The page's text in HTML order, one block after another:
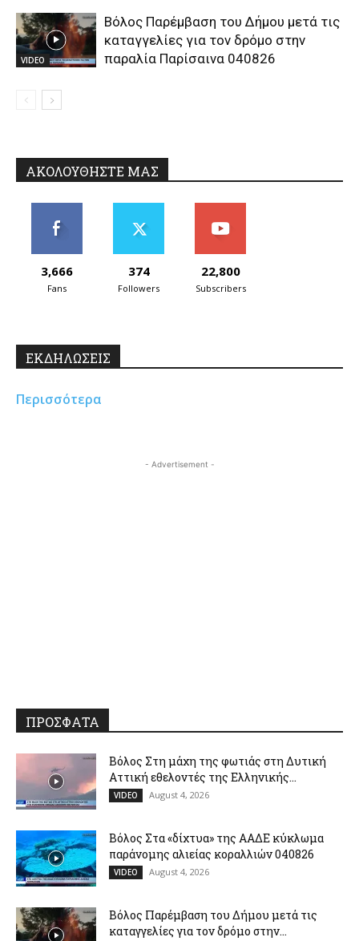
VIDEO
Βόλος Παρέμβαση του Δήμου μετά τις
καταγγελίες για τον δρόμο στην
παραλία Παρίσαινα 040826
ΑΚΟΛΟΥΘΗΣΤΕ ΜΑΣ
3,666
Fans
374
Followers
22,800
Subscribers
ΕΚΔΗΛΩΣΕΙΣ
Περισσότερα
- Advertisement -
ΠΡΟΣΦΑΤΑ
Βόλος Στη μάχη της φωτιάς στη Δυτική
Αττική εθελοντές της Ελληνικής...
VIDEO August 4, 2026
Βόλος Στα «δίχτυα» της ΑΑΔΕ κύκλωμα
παράνομης αλιείας κοραλλιών 040826
VIDEO August 4, 2026
Βόλος Παρέμβαση του Δήμου μετά τις
καταγγελίες για τον δρόμο στην...